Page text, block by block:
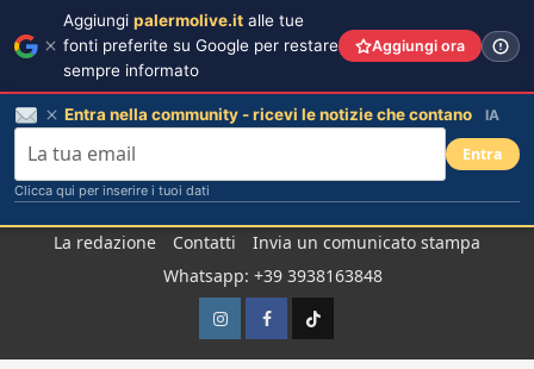
La redazione Contatti
Invia un comunicato stampa
Whatsapp: +39 3938163848
InstagramFacebook
TikTok
Aggiungi palermolive.it alle tue
fonti preferite su Google per restare
sempre informato
Aggiungi ora
Entra nella community - ricevi le notizie che contano IA
Entra
Clicca qui per inserire i tuoi dati